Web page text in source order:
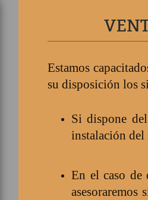
Estamos
su disposición los
Si dispone
instalación del
En el caso de
asesoraremos